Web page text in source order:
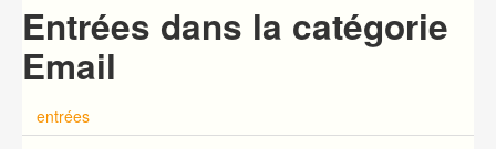
Entrées dans la catégorie
Email
entrées